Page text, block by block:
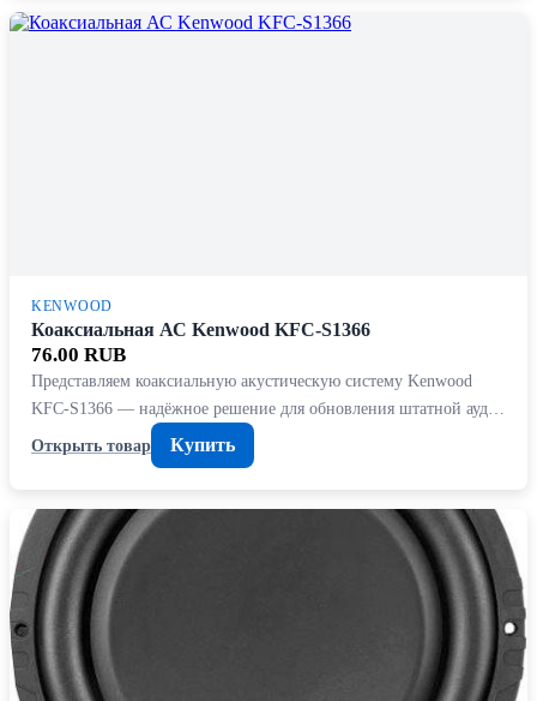
KENWOOD
Коаксиальная АС Kenwood KFC-S1366
76.00 RUB
Представляем коаксиальную акустическую систему Kenwood
KFC-S1366 — надёжное решение для обновления штатной ауд…
Открыть товар
Купить